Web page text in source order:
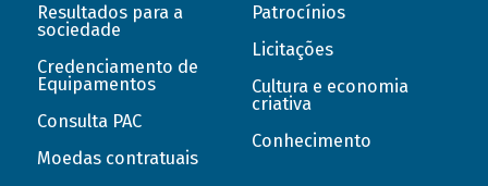
Resultados para a
sociedade
Credenciamento de
Equipamentos
Consulta PAC
Moedas contratuais
Patrocínios
Licitações
Cultura e economia
criativa
Conhecimento